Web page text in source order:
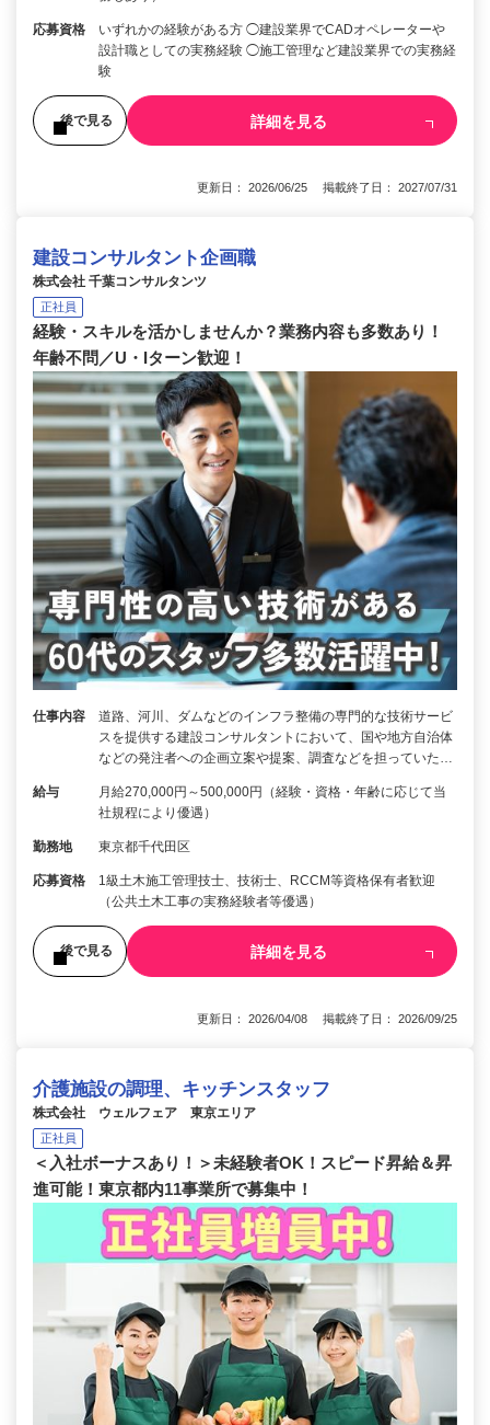
応募資格
いずれかの経験がある方 ◯建設業界でCADオペレーターや
設計職としての実務経験 ◯施工管理など建設業界での実務経
験
後で見る 詳細を見る
更新日： 2026/06/25 掲載終了日： 2027/07/31
建設コンサルタント企画職
株式会社 千葉コンサルタンツ
正社員
経験・スキルを活かしませんか？業務内容も多数あり！
年齢不問／U・Iターン歓迎！
仕事内容
道路、河川、ダムなどのインフラ整備の専門的な技術サービ
スを提供する建設コンサルタントにおいて、国や地方自治体
などの発注者への企画立案や提案、調査などを担っていた…
給与
月給270,000円～500,000円（経験・資格・年齢に応じて当
社規程により優遇）
勤務地 東京都千代田区
応募資格
1級土木施工管理技士、技術士、RCCM等資格保有者歓迎
（公共土木工事の実務経験者等優遇）
後で見る 詳細を見る
更新日： 2026/04/08 掲載終了日： 2026/09/25
介護施設の調理、キッチンスタッフ
株式会社 ウェルフェア 東京エリア
正社員
＜入社ボーナスあり！＞未経験者OK！スピード昇給＆昇
進可能！東京都内11事業所で募集中！